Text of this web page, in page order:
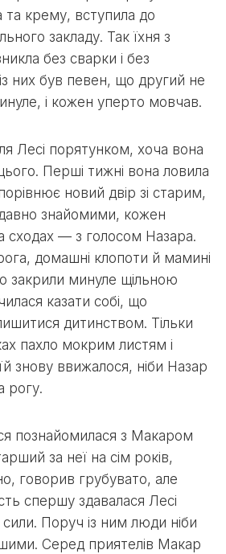
та крему, вступила до
закладу. Так їхня з
без сварки і без
них був певен, що другий не
і кожен уперто мовчав.
Лесі порятунком, хоча вона
Перші тижні вона ловила
новий двір зі старим,
знайомими, кожен
сходах — з голосом Назара.
домашні клопоти й мамині
закрили минуле щільною
казати собі, що
дитинством. Тільки
пахло мокрим листям і
знову ввижалося, ніби Назар
рогу.
познайомилася з Макаром
за неї на сім років,
говорив грубувато, але
спершу здавалася Лесі
Поруч із ним люди ніби
Серед приятелів Макар